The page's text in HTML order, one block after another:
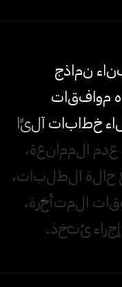
ناء نماذج
ه موافقات
اءخطاباتآليا
عدم الممانعة،
حالة الطلبات،
قات المتأخرة،
إجراءيتخذ.